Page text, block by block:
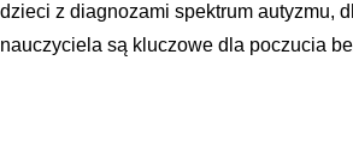
dzieci z diagnozami spektrum autyzmu,
nauczyciela są kluczowe dla poczucia